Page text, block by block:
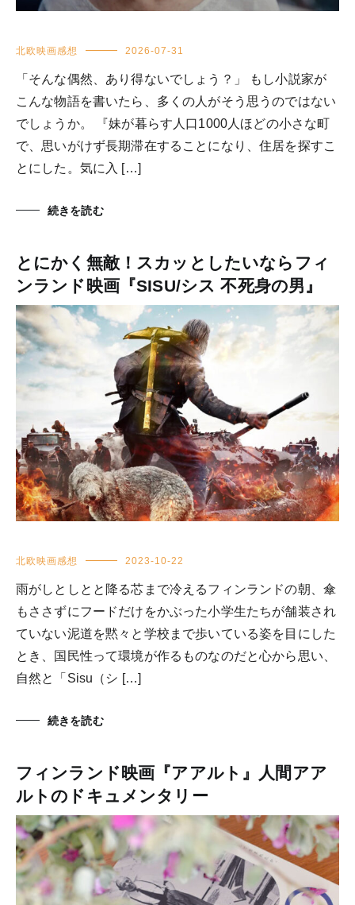
北欧映画感想 2026-07-31
「そんな偶然、あり得ないでしょう？」 もし小説家が
こんな物語を書いたら、多くの人がそう思うのではない
でしょうか。 『妹が暮らす人口1000人ほどの小さな町
で、思いがけず長期滞在することになり、住居を探すこ
とにした。気に入 […]
続きを読む
とにかく無敵！スカッとしたいならフィ
ンランド映画『SISU/シス 不死身の男』
北欧映画感想 2023-10-22
雨がしとしとと降る芯まで冷えるフィンランドの朝、傘
もささずにフードだけをかぶった小学生たちが舗装され
ていない泥道を黙々と学校まで歩いている姿を目にした
とき、国民性って環境が作るものなのだと心から思い、
自然と「Sisu（シ […]
続きを読む
フィンランド映画『アアルト』人間アア
ルトのドキュメンタリー